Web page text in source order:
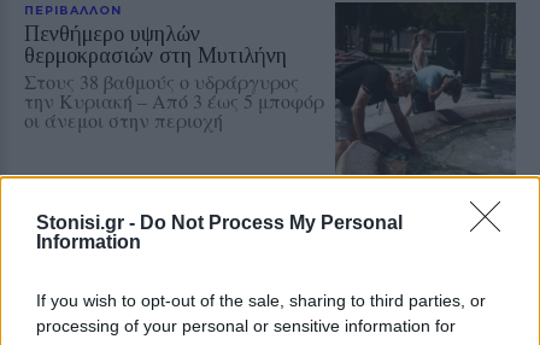
Stonisi.gr - Do Not Process My Personal
Information
If you wish to opt-out of the sale, sharing to third parties, or
processing of your personal or sensitive information for
ΠΕΡΙΒΑΛΛΟΝ
Πενθήμερο υψηλών
θερμοκρασιών στη Μυτιλήνη
Στους 38 βαθμούς ο υδράργυρος
την Κυριακή – Από 3 έως 5 μποφόρ
οι άνεμοι στην περιοχή
ΕΛΛΑΔΑ
Δεύτερη εμπλοκή κάβου στο
μήνες
Μετά το περιστατικό της